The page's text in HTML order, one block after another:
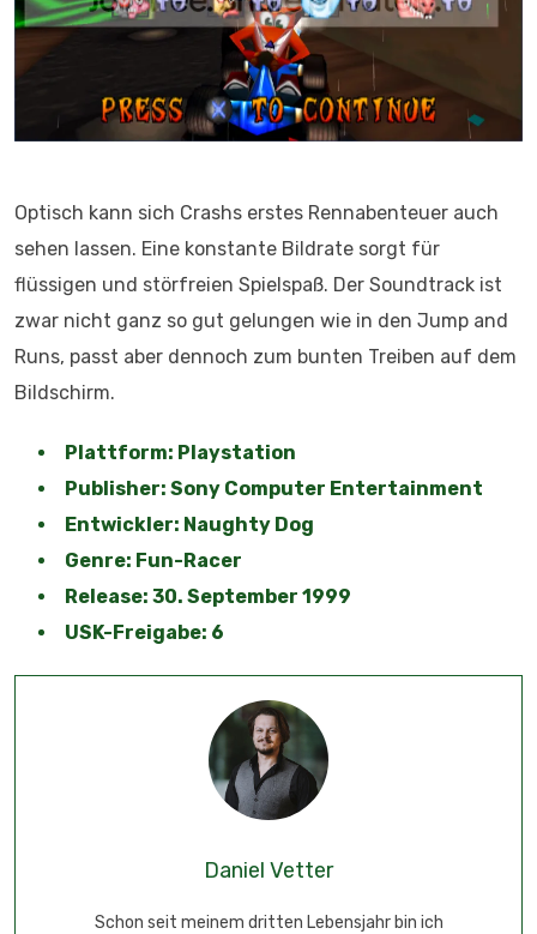
Optisch kann sich Crashs erstes Rennabenteuer auch
sehen lassen. Eine konstante Bildrate sorgt für
flüssigen und störfreien Spielspaß. Der Soundtrack ist
zwar nicht ganz so gut gelungen wie in den Jump and
Runs, passt aber dennoch zum bunten Treiben auf dem
Bildschirm.
Plattform: Playstation
Publisher: Sony Computer Entertainment
Entwickler: Naughty Dog
Genre: Fun-Racer
Release: 30. September 1999
USK-Freigabe: 6
Daniel Vetter
Schon seit meinem dritten Lebensjahr bin ich